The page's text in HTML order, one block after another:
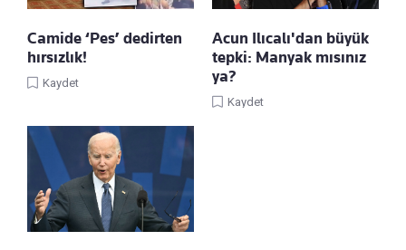
Camide ‘Pes’ dedirten
hırsızlık!
Kaydet
Acun Ilıcalı'dan büyük
tepki: Manyak mısınız
ya?
Kaydet